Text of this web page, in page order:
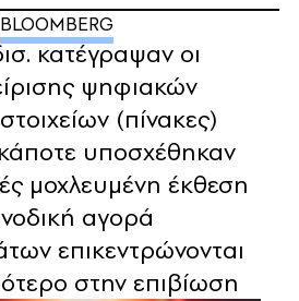
BLOOMBERG
κατέγραψαν οι
ψηφιακών
(πίνακες)
υποσχέθηκαν
μοχλευμένη έκθεση
αγορά
επικεντρώνονται
στην επιβίωση